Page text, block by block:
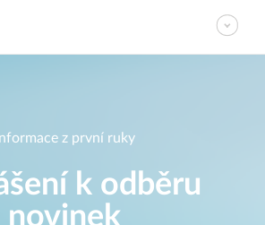
Informace z první ruky
k odběru
novinek